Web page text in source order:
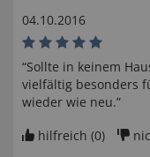
04.10.2016
“Sollte in keinem
vielfältig besonders
wieder wie neu.”
hilfreich (0)